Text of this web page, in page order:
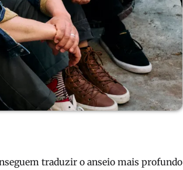
traduzir o anseio mais profundo